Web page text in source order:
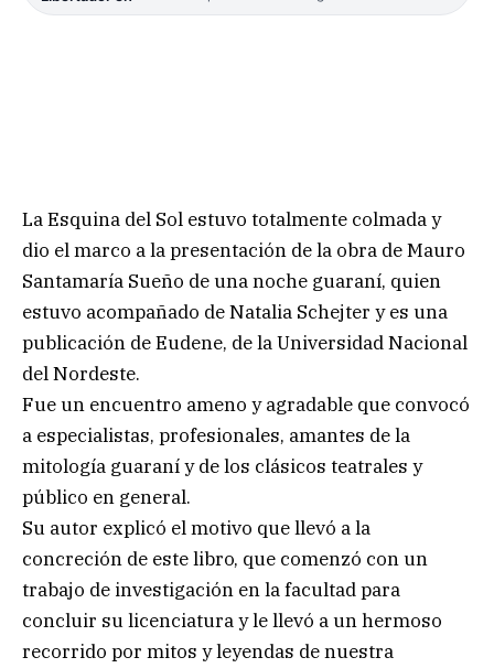
La Esquina del Sol estuvo totalmente colmada y
dio el marco a la presentación de la obra de Mauro
Santamaría Sueño de una noche guaraní, quien
estuvo acompañado de Natalia Schejter y es una
publicación de Eudene, de la Universidad Nacional
del Nordeste.
Fue un encuentro ameno y agradable que convocó
a especialistas, profesionales, amantes de la
mitología guaraní y de los clásicos teatrales y
público en general.
Su autor explicó el motivo que llevó a la
concreción de este libro, que comenzó con un
trabajo de investigación en la facultad para
concluir su licenciatura y le llevó a un hermoso
recorrido por mitos y leyendas de nuestra